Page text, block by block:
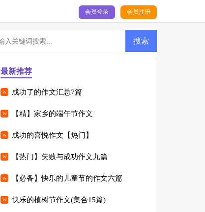
会员登录 会员注册
最新推荐
成功了的作文汇总7篇
【精】家乡的端午节作文
成功的喜悦作文【热门】
【热门】失败与成功作文九篇
【必备】快乐的儿童节的作文六篇
快乐的植树节作文(集合15篇)